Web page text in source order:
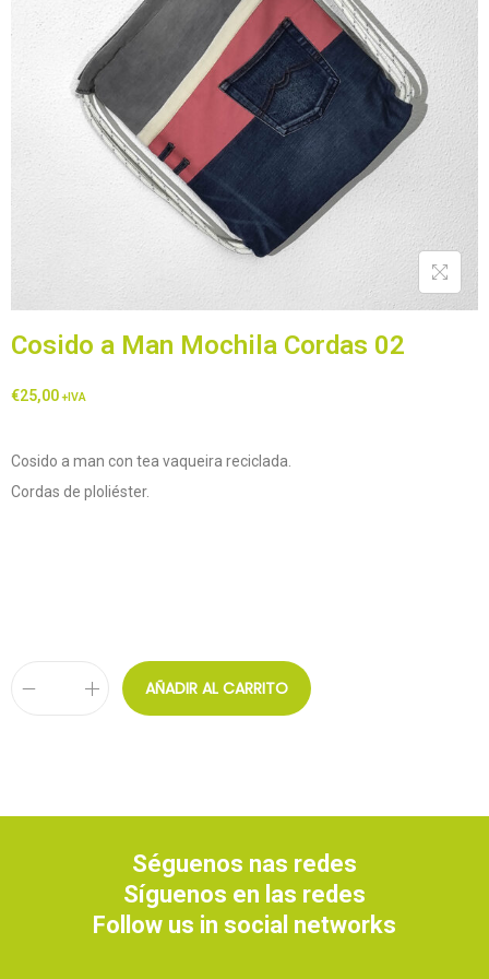
Cosido a Man Mochila Cordas 02
€25,00 +IVA
Cosido a man con tea vaqueira reciclada.
Cordas de ploliéster.
AÑADIR AL CARRITO
Séguenos nas redes
Síguenos en las redes
Follow us in social networks